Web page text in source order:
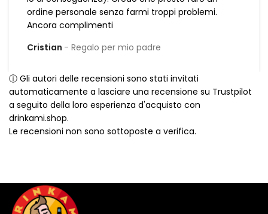
ordine personale senza farmi troppi problemi.
Ancora complimenti
Cristian
Regalo per mio padre
ⓘ Gli autori delle recensioni sono stati invitati
automaticamente a lasciare una recensione su Trustpilot
a seguito della loro esperienza d'acquisto con
drinkami.shop.
Le recensioni non sono sottoposte a verifica.